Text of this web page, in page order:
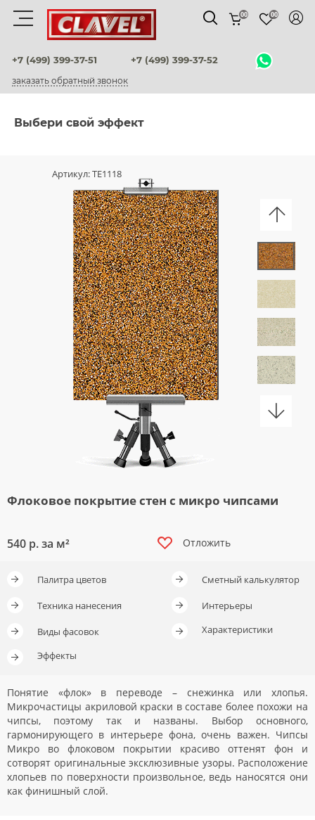
+7 (499) 399-37-51 +7 (499) 399-37-52
заказать обратный звонок
00 00
Материалы
штукатурки венецианские
декоративные краски
флоки
мультиколорные краски
краски
воски и лаки
штукатурки для фасадов
грунтовки
колеры и добавки
декор. инструмент
трафареты для декора
Выбери свой эффект
Флоковое покрытие стен с микро чипсами
Понятие «флок» в переводе – снежинка или хлопья.
Микрочастицы акриловой краски в составе более похожи на
чипсы, поэтому так и названы. Выбор основного,
гармонирующего в интерьере фона, очень важен. Чипсы
Микро во флоковом покрытии красиво оттенят фон и
сотворят оригинальные эксклюзивные узоры. Расположение
хлопьев по поверхности произвольное, ведь наносятся они
как финишный слой.
540 р. за м² Отложить
Палитра цветов Сметный калькулятор
Техника нанесения Интерьеры
Виды фасовок Характеристики
Эффекты
Артикул:TE1118